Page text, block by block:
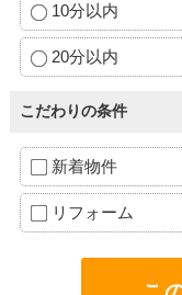
10分以内
20分以内
こだわりの条件
新着物件
リフォーム